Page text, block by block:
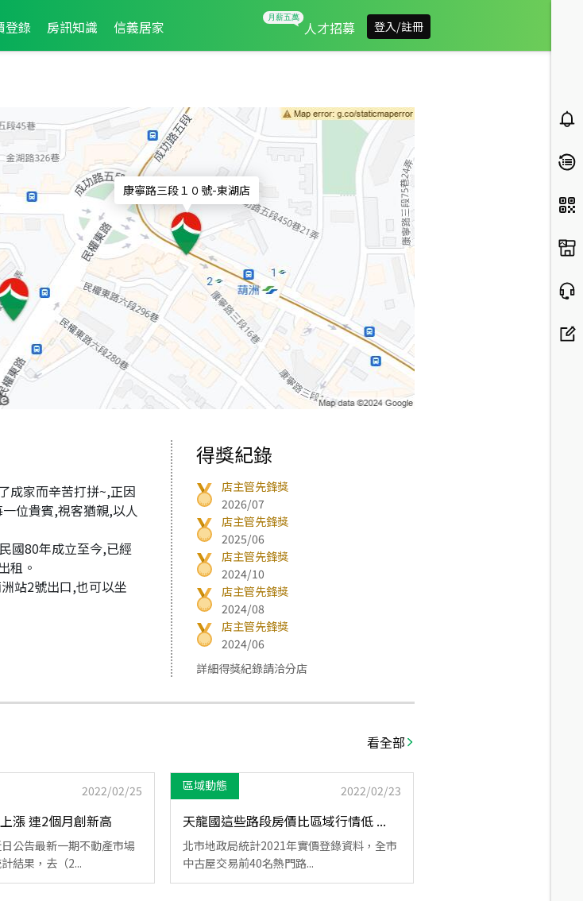
登錄 房訊知識 信義居家 人才招募 登入/註冊
康寧路三段１０號-東湖店
成家而辛苦打拼~,正因
位貴賓,視客猶親,以人
國80年成立至今,已經
租。
站2號出口,也可以坐
得獎紀錄
店主管先鋒獎
2026/07
店主管先鋒獎
2025/06
店主管先鋒獎
2024/10
店主管先鋒獎
2024/08
店主管先鋒獎
2024/06
詳細得獎紀錄請洽分店
看全部
2022/02/25
漲 連2個月創新高
公告最新一期不動產市場
結果，去（2...
區域動態 2022/02/23
天龍國這些路段房價比區域行情低 ...
北市地政局統計2021年實價登錄資料，全市
中古屋交易前40名熱門路...